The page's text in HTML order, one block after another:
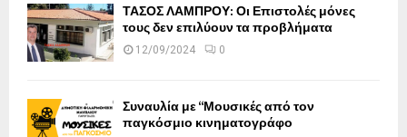
ΤΑΣΟΣ ΛΑΜΠΡΟΥ: Οι Επιστολές μόνες
τους δεν επιλύουν τα προβλήματα
12/09/2024 0
Συναυλία με “Μουσικές από τον
παγκόσμιο κινηματογράφο